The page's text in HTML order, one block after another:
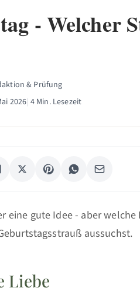
- Welcher
& Prüfung
2026 4 Min. Lesezeit
eine gute Idee - aber welche
aussuchst.
Liebe